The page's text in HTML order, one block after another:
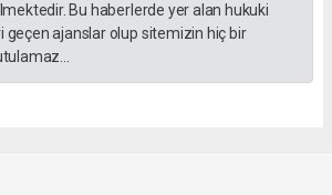
Bu haberlerde yer alan hukuki
ajanslar olup sitemizin hiç bir